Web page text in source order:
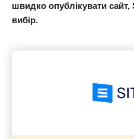
швидко опублікувати
вибір.